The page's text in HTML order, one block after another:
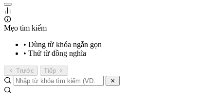
Mẹo tìm kiếm
• Dùng từ khóa ngắn gọn
• Thử từ đồng nghĩa
Trước Tiếp